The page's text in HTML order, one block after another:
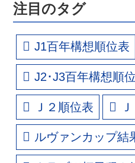
注目のタグ
J1百年構想順位表
J2･J3百年構想順
Ｊ２順位表
ルヴァンカップ結